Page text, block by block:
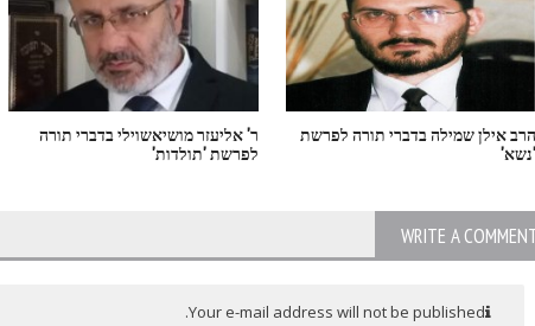
הרב אילן שמילה בדברי תורה לפרשת
'נשא'
ר' אליעזר מושיאשוילי בדברי תורה
לפרשת 'תולדות'
WRITE A
Your e-mail address will not be published.